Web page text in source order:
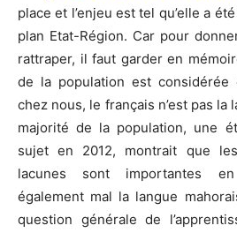
place et l’enjeu est tel qu’elle a
plan Etat-Région. Car pour
rattraper, il faut garder en
de la population est considérée
chez nous, le français n’est pas la
majorité de la population, une
sujet en 2012, montrait que
lacunes sont importantes
également mal la langue
question générale de